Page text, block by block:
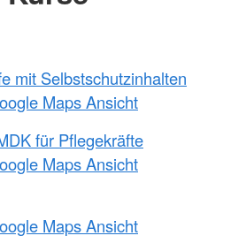
mit Selbstschutzinhalten
Maps Ansicht
für Pflegekräfte
Maps Ansicht
Maps Ansicht